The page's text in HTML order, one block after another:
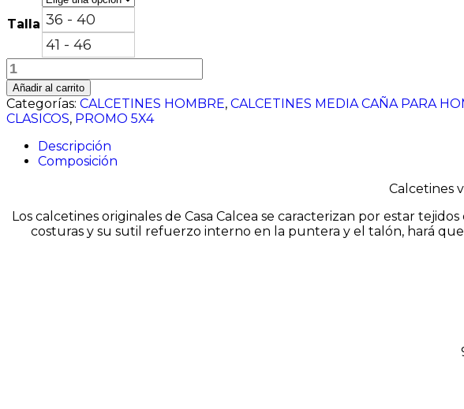
Talla 36 - 40
41 - 46
Verde
campo
con
canalé
burdeos
cantidad
Añadir al carrito
Categorías: CALCETINES HOMBRE, CALCETINES MEDIA CAÑA PARA
CLASICOS, PROMO 5X4
Descripción
Composición
Calcetines
Los calcetines originales de Casa Calcea se caracterizan por estar
costuras y su sutil refuerzo interno en la puntera y el talón, hará